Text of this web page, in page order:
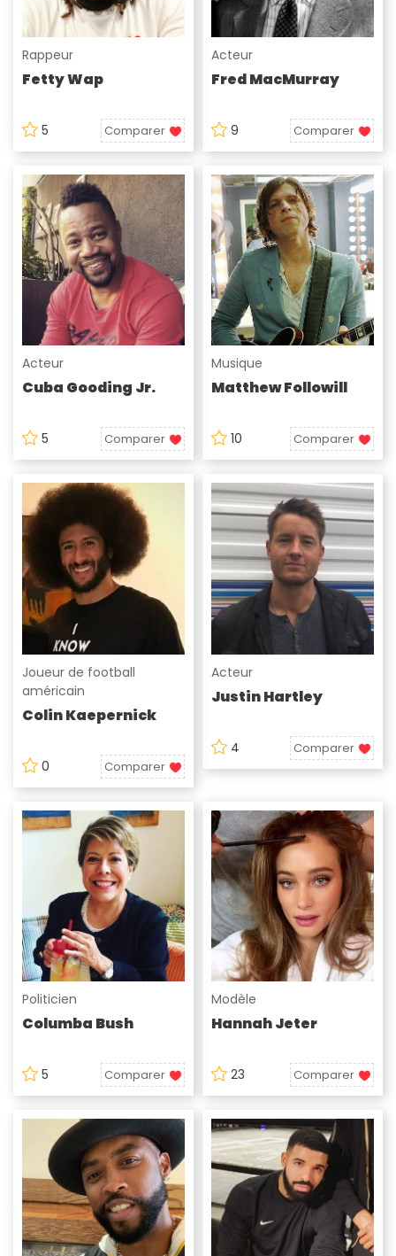
Rappeur
Fetty Wap
5 Comparer
Acteur
Fred MacMurray
9 Comparer
Acteur
Cuba Gooding Jr.
5 Comparer
Musique
Matthew Followill
10 Comparer
Joueur de football
américain
Colin Kaepernick
0 Comparer
Acteur
Justin Hartley
4 Comparer
Politicien
Columba Bush
5 Comparer
Modèle
Hannah Jeter
23 Comparer